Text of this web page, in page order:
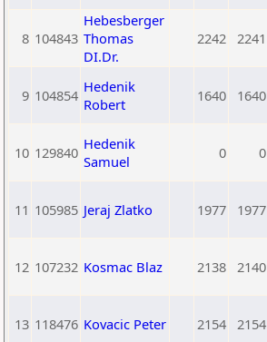
8 104843
Hebesberger
Thomas
DI.Dr.
2242 2241
9 104854 Hedenik
Robert
1640 1640
10 129840 Hedenik
Samuel
0 0
11 105985 Jeraj Zlatko 1977 1977
12 107232 Kosmac Blaz 2138 2140
13 118476 Kovacic Peter 2154 2154